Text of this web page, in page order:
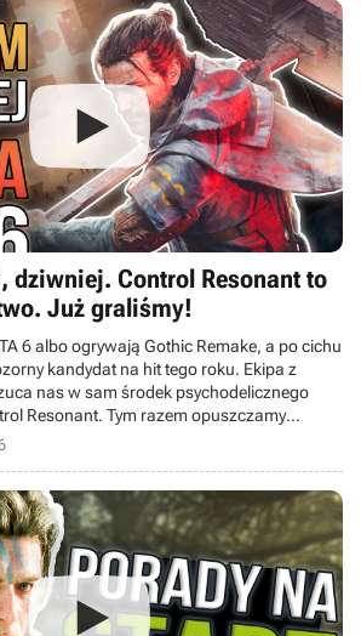
oglądać gameplaye na YouTube, niż grać
masowych zwolnień rynek gier czeka
graczy.
dziwniej. Control Resonant to
Już graliśmy!
6 albo ogrywają Gothic Remake, a po cichu
kandydat na hit tego roku. Ekipa z
nas w sam środek psychodelicznego
Resonant. Tym razem opuszczamy
wychodzimy na ulice wykrzywionego
Wam o naszych wrażeniach z
Czy Finowie znowu dowieźli?